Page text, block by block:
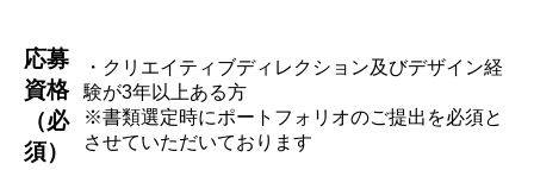
応募
資格
（必
須）
・クリエイティブディレクション及びデザイン経
験が3年以上ある方
※書類選定時にポートフォリオのご提出を必須と
させていただいております